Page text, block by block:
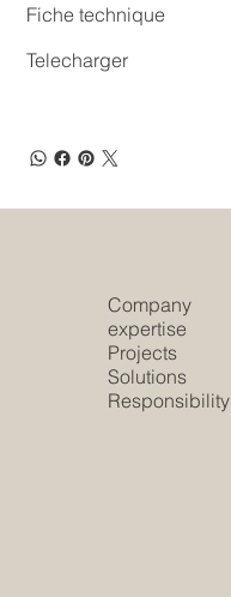
Fiche technique
Telecharger
Company
expertise
Projects
Solutions
Responsibility